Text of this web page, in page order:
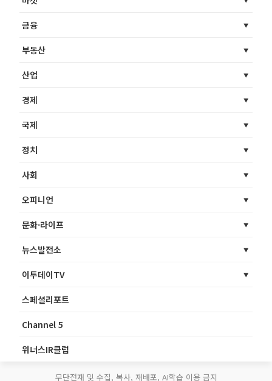
금융
부동산
산업
경제
국제
정치
사회
오피니언
문화·라이프
뉴스발전소
이투데이TV
스페셜리포트
Channel 5
위너스IR클럽
무단전재 및 수집, 복사, 재배포, AI학습 이용 금지